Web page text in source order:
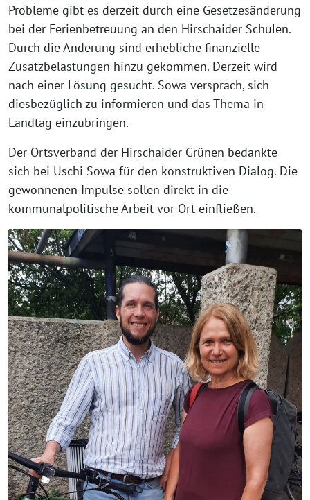
Probleme gibt es derzeit durch eine Gesetzesänderung
bei der Ferienbetreuung an den Hirschaider Schulen.
Durch die Änderung sind erhebliche finanzielle
Zusatzbelastungen hinzu gekommen. Derzeit wird
nach einer Lösung gesucht. Sowa versprach, sich
diesbezüglich zu informieren und das Thema in
Landtag einzubringen.
Der Ortsverband der Hirschaider Grünen bedankte
sich bei Uschi Sowa für den konstruktiven Dialog. Die
gewonnenen Impulse sollen direkt in die
kommunalpolitische Arbeit vor Ort einfließen.